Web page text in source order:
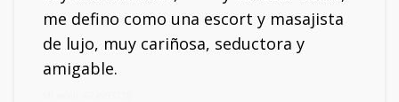
me defino como una escort y masajista
de lujo, muy cariñosa, seductora y
amigable.